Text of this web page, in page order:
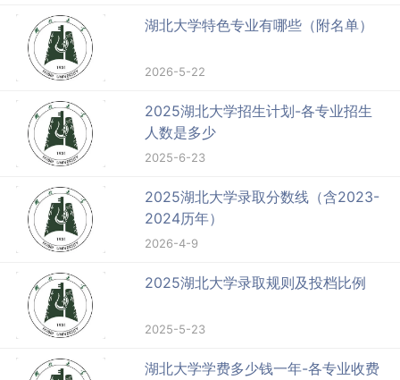
湖北大学特色专业有哪些（附名单）
2026-5-22
2025湖北大学招生计划-各专业招生
人数是多少
2025-6-23
2025湖北大学录取分数线（含2023-
2024历年）
2026-4-9
2025湖北大学录取规则及投档比例
2025-5-23
湖北大学学费多少钱一年-各专业收费